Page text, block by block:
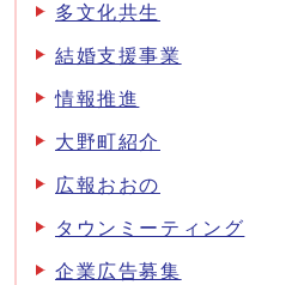
多文化共生
結婚支援事業
情報推進
大野町紹介
広報おおの
タウンミーティング
企業広告募集